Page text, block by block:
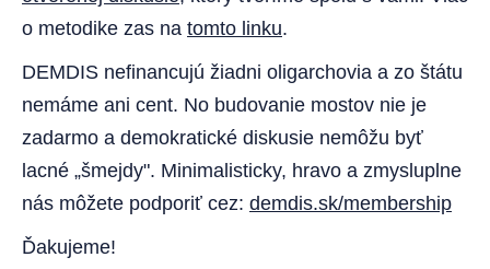
o metodike zas na tomto linku.
DEMDIS nefinancujú žiadni oligarchovia a zo štátu
nemáme ani cent. No budovanie mostov nie je
zadarmo a demokratické diskusie nemôžu byť
lacné „šmejdy". Minimalisticky, hravo a zmysluplne
nás môžete podporiť cez: demdis.sk/membership
Ďakujeme!